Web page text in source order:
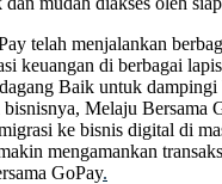
telah menjalankan
keuangan di berbagai
Baik untuk
bisnisnya, Melaju Bersama
ke bisnis digital di
mengamankan
GoPay.